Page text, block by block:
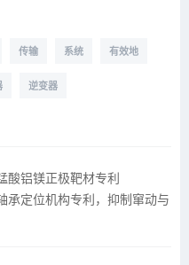
传输 系统 有效地
逆变器
酸铝镁正极靶材专利
承定位机构专利，抑制窜动与